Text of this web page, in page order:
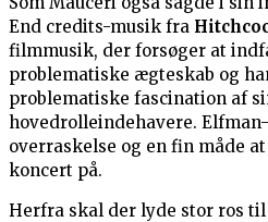
End credits-musik fra
filmmusik, der forsøger at
problematiske ægteskab og
problematiske fascination af
hovedrolleindehavere.
overraskelse og en fin måde
koncert på.
Herfra skal der lyde stor ros til